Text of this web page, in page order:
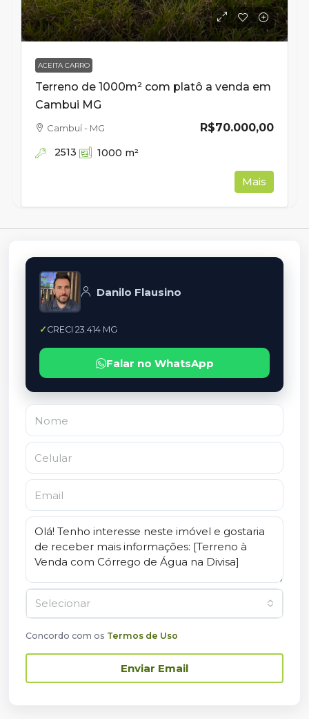
ACEITA CARRO
Terreno de 1000m² com platô a venda em
Cambui MG
R$70.000,00
Cambuí - MG
2513 1000 m²
Mais
Danilo Flausino
CRECI 23.414 MG
Falar no WhatsApp
Selecionar
Concordo com os Termos de Uso
Enviar Email